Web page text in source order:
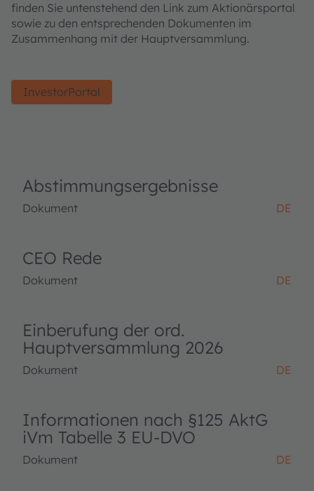
finden Sie untenstehend den Link zum Aktionärsportal
sowie zu den entsprechenden Dokumenten im
Zusammenhang mit der Hauptversammlung.
InvestorPortal
Abstimmungsergebnisse
Dokument DE
CEO Rede
Dokument DE
Einberufung der ord.
Hauptversammlung 2026
Dokument DE
Informationen nach §125 AktG
iVm Tabelle 3 EU-DVO
Dokument DE